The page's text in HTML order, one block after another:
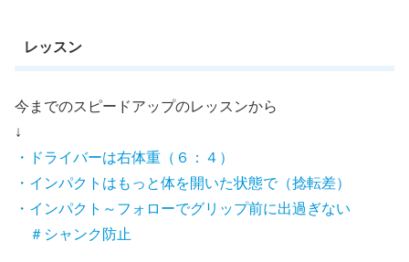
レッスン
今までのスピードアップのレッスンから
↓
・
ドライバーは右体重（６：４）
・インパクトはもっと体を開いた状態で（捻転差）
・インパクト～フォローでグリップ前に出過ぎない
＃シャンク防止